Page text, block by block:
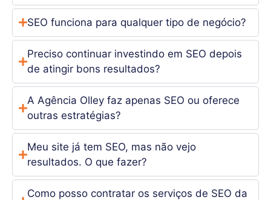
SEO funciona para qualquer tipo de negócio?
Preciso continuar investindo em SEO depois
de atingir bons resultados?
A Agência Olley faz apenas SEO ou oferece
outras estratégias?
Meu site já tem SEO, mas não vejo
resultados. O que fazer?
Como posso contratar os serviços de SEO da